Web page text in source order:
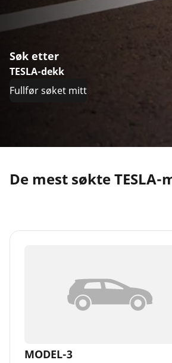
Søk etter
TESLA-dekk
Fullfør søket mitt
De mest søkte TESLA-
MODEL-3